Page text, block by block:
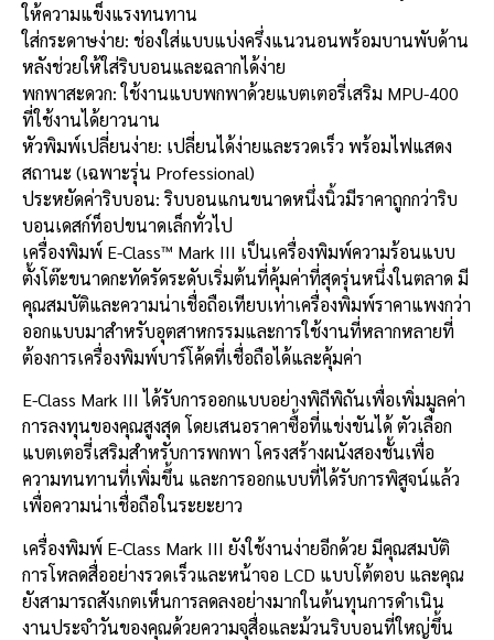
ให้ความแข็งแรงทนทาน
ใส่กระดาษง่าย: ช่องใส่แบบแบ่งครึ่งแนวนอนพร้อมบานพับด้าน
หลังช่วยให้ใส่ริบบอนและฉลากได้ง่าย
พกพาสะดวก: ใช้งานแบบพกพาด้วยแบตเตอรี่เสริม MPU-400
ที่ใช้งานได้ยาวนาน
หัวพิมพ์เปลี่ยนง่าย: เปลี่ยนได้ง่ายและรวดเร็ว พร้อมไฟแสดง
สถานะ (เฉพาะรุ่น Professional)
ประหยัดค่าริบบอน: ริบบอนแกนขนาดหนึ่งนิ้วมีราคาถูกกว่าริบ
บอนเดสก์ท็อปขนาดเล็กทั่วไป
เครื่องพิมพ์ E-Class™ Mark III เป็นเครื่องพิมพ์ความร้อนแบบ
ตั้งโต๊ะขนาดกะทัดรัดระดับเริ่มต้นที่คุ้มค่าที่สุดรุ่นหนึ่งในตลาด มี
คุณสมบัติและความน่าเชื่อถือเทียบเท่าเครื่องพิมพ์ราคาแพงกว่า
ออกแบบมาสำหรับอุตสาหกรรมและการใช้งานที่หลากหลายที่
ต้องการเครื่องพิมพ์บาร์โค้ดที่เชื่อถือได้และคุ้มค่า
E-Class Mark III ได้รับการออกแบบอย่างพิถีพิถันเพื่อเพิ่มมูลค่า
การลงทุนของคุณสูงสุด โดยเสนอราคาซื้อที่แข่งขันได้ ตัวเลือก
แบตเตอรี่เสริมสำหรับการพกพา โครงสร้างผนังสองชั้นเพื่อ
ความทนทานที่เพิ่มขึ้น และการออกแบบที่ได้รับการพิสูจน์แล้ว
เพื่อความน่าเชื่อถือในระยะยาว
เครื่องพิมพ์ E-Class Mark III ยังใช้งานง่ายอีกด้วย มีคุณสมบัติ
การโหลดสื่ออย่างรวดเร็วและหน้าจอ LCD แบบโต้ตอบ และคุณ
ยังสามารถสังเกตเห็นการลดลงอย่างมากในต้นทุนการดำเนิน
งานประจำวันของคุณด้วยความจุสื่อและม้วนริบบอนที่ใหญ่ขึ้น